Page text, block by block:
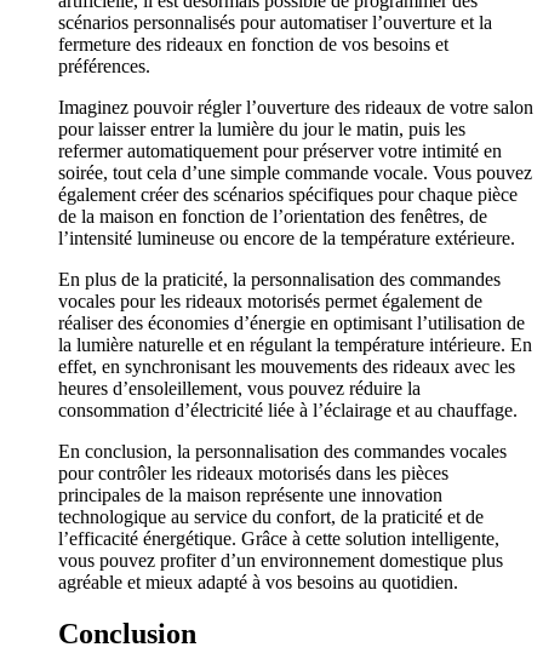
scénarios personnalisés pour automatiser l’ouverture et la
fermeture des rideaux en fonction de vos besoins et
préférences.
Imaginez pouvoir régler l’ouverture des rideaux de votre salon
pour laisser entrer la lumière du jour le matin, puis les
refermer automatiquement pour préserver votre intimité en
soirée, tout cela d’une simple commande vocale. Vous pouvez
également créer des scénarios spécifiques pour chaque pièce
de la maison en fonction de l’orientation des fenêtres, de
l’intensité lumineuse ou encore de la température extérieure.
En plus de la praticité, la personnalisation des commandes
vocales pour les rideaux motorisés permet également de
réaliser des économies d’énergie en optimisant l’utilisation de
la lumière naturelle et en régulant la température intérieure. En
effet, en synchronisant les mouvements des rideaux avec les
heures d’ensoleillement, vous pouvez réduire la
consommation d’électricité liée à l’éclairage et au chauffage.
En conclusion, la personnalisation des commandes vocales
pour contrôler les rideaux motorisés dans les pièces
principales de la maison représente une innovation
technologique au service du confort, de la praticité et de
l’efficacité énergétique. Grâce à cette solution intelligente,
vous pouvez profiter d’un environnement domestique plus
agréable et mieux adapté à vos besoins au quotidien.
Conclusion